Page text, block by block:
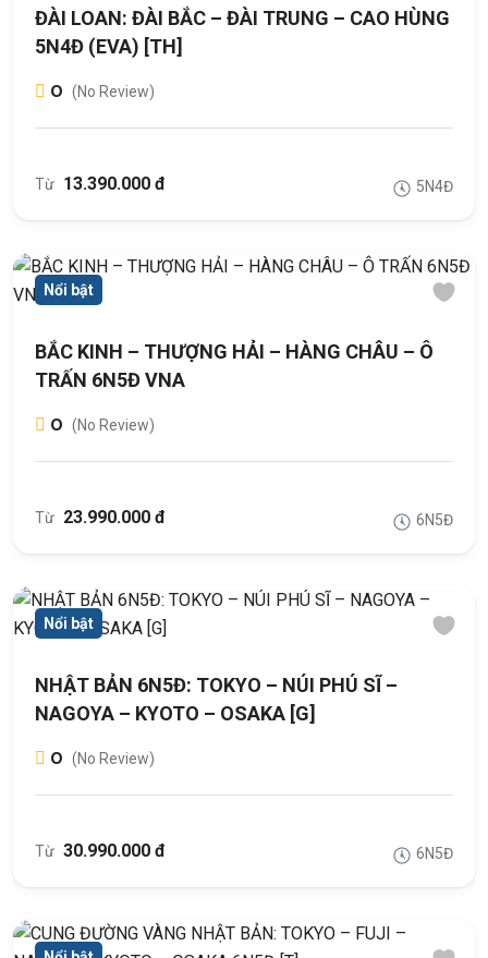
ĐÀI LOAN: ĐÀI BẮC – ĐÀI TRUNG – CAO HÙNG
5N4Đ (EVA) [TH]
0 (No Review)
Từ 13.390.000 đ 5N4Đ
Nổi bật
BẮC KINH – THƯỢNG HẢI – HÀNG CHÂU – Ô
TRẤN 6N5Đ VNA
0 (No Review)
Từ 23.990.000 đ 6N5Đ
Nổi bật
NHẬT BẢN 6N5Đ: TOKYO – NÚI PHÚ SĨ –
NAGOYA – KYOTO – OSAKA [G]
0 (No Review)
Từ 30.990.000 đ 6N5Đ